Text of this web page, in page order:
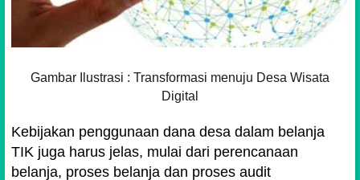
Gambar Ilustrasi : Transformasi menuju Desa Wisata
Digital
Kebijakan penggunaan dana desa dalam belanja
TIK juga harus jelas, mulai dari perencanaan
belanja, proses belanja dan proses audit